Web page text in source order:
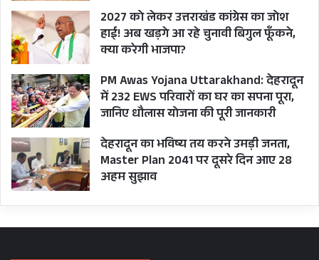
2027 को लेकर उत्तराखंड कांग्रेस का जोश
हाई! अब खड़गे आ रहे चुनावी बिगुल फूँकने,
क्या करेगी भाजपा?
PM Awas Yojana Uttarakhand: देहरादून
में 232 EWS परिवारों का घर का सपना पूरा,
जानिए धौलास योजना की पूरी जानकारी
देहरादून का भविष्य तय करने उमड़ी जनता,
Master Plan 2041 पर दूसरे दिन आए 28
अहम सुझाव